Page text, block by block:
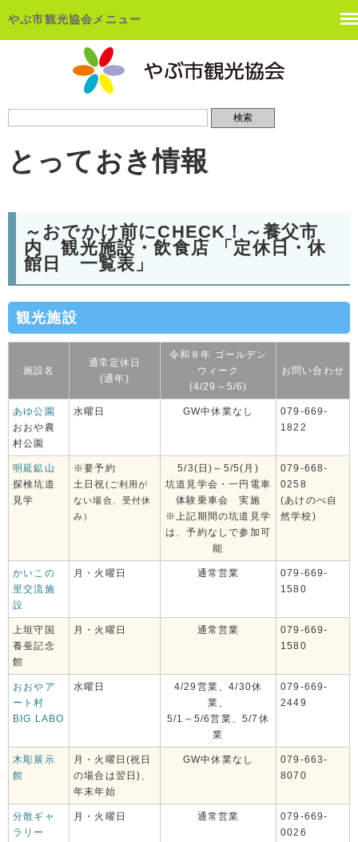
やぶ市観光協会メニュー
とっておき情報
～おでかけ前にCHECK！～養父市
内 観光施設・飲食店 「定休日・休
館日 一覧表」
観光施設
施設名
通常定休日
(通年)
令和８年 ゴールデン
ウィーク
(4/29～5/6)
お問い合わせ
あゆ公園
おおや農
村公園
水曜日 GW中休業なし
079-669-
1822
明延鉱山
探検坑道
見学
※要予約
土日祝(ご利用が
ない場合、受付休
み）
5/3(日)～5/5(月)
坑道見学会・一円電車
体験乗車会 実施
※上記期間の坑道見学
は、予約なしで参加可
能
079-668-
0258
(あけのべ自
然学校)
かいこの
里交流施
設
月・火曜日 通常営業
079-669-
1580
上垣守国
養蚕記念
館
月・火曜日 通常営業
079-669-
1580
おおやア
ート村
BIG LABO
水曜日
4/29営業、4/30休
業、
5/1～5/6営業、5/7休
業
079-669-
2449
木彫展示
館
月・火曜日(祝日
の場合は翌日)、
年末年始
GW中休業なし
079-663-
8070
分散ギャ
ラリー
月・火曜日 通常営業
079-669-
0026